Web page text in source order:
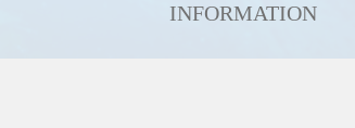
INFORMATION